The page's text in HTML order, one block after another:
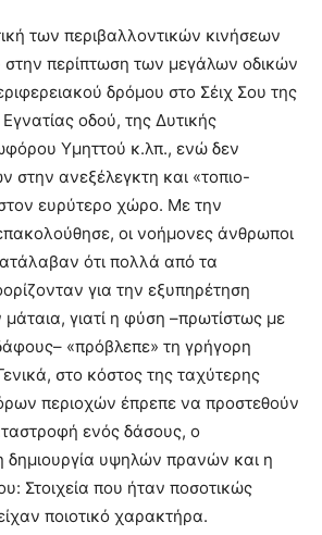
των περιβαλλοντικών κινήσεων
περίπτωση των μεγάλων οδικών
δρόμου στο Σέιχ Σου της
οδού, της Δυτικής
Υμηττού κ.λπ., ενώ δεν
στην ανεξέλεγκτη και «τοπιο-
ευρύτερο χώρο. Με την
οι νοήμονες άνθρωποι
ότι πολλά από τα
για την εξυπηρέτηση
γιατί η φύση –πρωτίστως με
«πρόβλεπε» τη γρήγορη
στο κόστος της ταχύτερης
περιοχών έπρεπε να προστεθούν
ενός δάσους, ο
δημιουργία υψηλών πρανών και η
Στοιχεία που ήταν ποσοτικώς
ποιοτικό χαρακτήρα.